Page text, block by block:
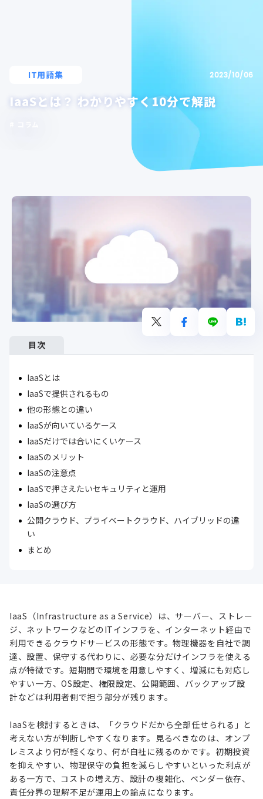
IT用語集 2023/10/06
IaaSとは？ わかりやすく10分で解説
目次
IaaSとは
IaaSで提供されるもの
他の形態との違い
IaaSが向いているケース
IaaSだけでは合いにくいケース
IaaSのメリット
IaaSの注意点
IaaSで押さえたいセキュリティと運用
IaaSの選び方
公開クラウド、プライベートクラウド、ハイブリッドの違
い
まとめ
IaaS（Infrastructure as a Service）は、サーバー、ストレー
ジ、ネットワークなどのITインフラを、インターネット経由で
利用できるクラウドサービスの形態です。物理機器を自社で調
達、設置、保守する代わりに、必要な分だけインフラを使える
点が特徴です。短期間で環境を用意しやすく、増減にも対応し
やすい一方、OS設定、権限設定、公開範囲、バックアップ設
計などは利用者側で担う部分が残ります。
IaaSを検討するときは、「クラウドだから全部任せられる」と
考えない方が判断しやすくなります。見るべきなのは、オンプ
レミスより何が軽くなり、何が自社に残るのかです。初期投資
を抑えやすい、物理保守の負担を減らしやすいといった利点が
ある一方で、コストの増え方、設計の複雑化、ベンダー依存、
責任分界の理解不足が運用上の論点になります。